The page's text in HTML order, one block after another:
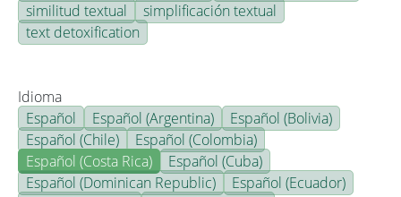
similitud textual
simplificación textual
text detoxification
Idioma
Español
Español (Argentina)
Español (Bolivia)
Español (Chile)
Español (Colombia)
Español (Costa Rica)
Español (Cuba)
Español (Dominican Republic)
Español (Ecuador)